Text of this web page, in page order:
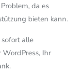
da es
bieten kann.
alle
WordPress, Ihr